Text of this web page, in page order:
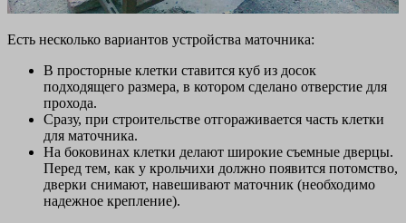
Есть несколько вариантов устройства маточника:
В просторные клетки ставится куб из досок
подходящего размера, в котором сделано отверстие для
прохода.
Сразу, при строительстве отгораживается часть клетки
для маточника.
На боковинах клетки делают широкие съемные дверцы.
Перед тем, как у крольчихи должно появится потомство,
дверки снимают, навешивают маточник (необходимо
надежное крепление).